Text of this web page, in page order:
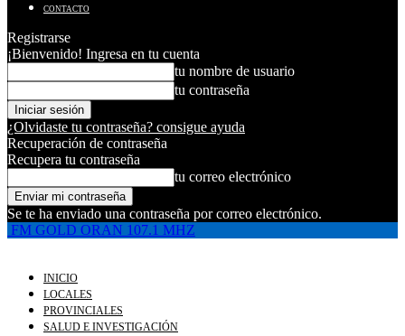
CONTACTO
Registrarse
¡Bienvenido! Ingresa en tu cuenta
tu nombre de usuario
tu contraseña
¿Olvidaste tu contraseña? consigue ayuda
Recuperación de contraseña
Recupera tu contraseña
tu correo electrónico
Se te ha enviado una contraseña por correo electrónico.
FM GOLD ORAN 107.1 MHZ
INICIO
LOCALES
PROVINCIALES
SALUD E INVESTIGACIÓN